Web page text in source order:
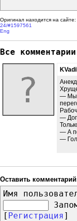
Оригинал находится на сайте:
24/#1597561
Eng
Все
— Мы,
—
— А
—
Оставить
Имя
[ Регистрация ]